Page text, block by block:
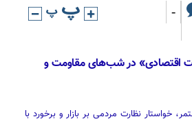
-
اقتصادی» در شب‌های مقاومت و
خواستار نظارت مردمی بر بازار و برخورد با